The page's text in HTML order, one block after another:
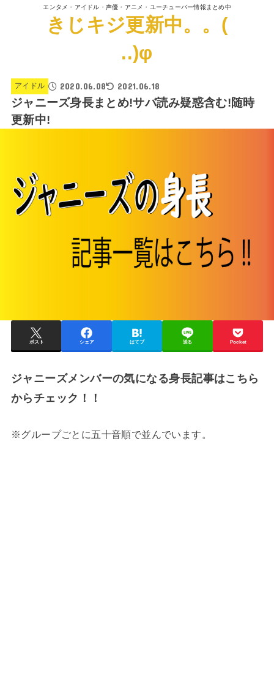
エンタメ・アイドル・声優・アニメ・ユーチューバー情報まとめ中
きじキジ更新中。。(
..)φ
アイドル 2020.06.08 2021.06.18
ジャニーズ身長まとめ!サバ読み疑惑含む!随時
更新中!
ポスト シェア はてブ 送る Pocket
ジャニーズメンバーの気になる身長記事はこちら
からチェック！！
※グループごとに五十音順で並んでいます。